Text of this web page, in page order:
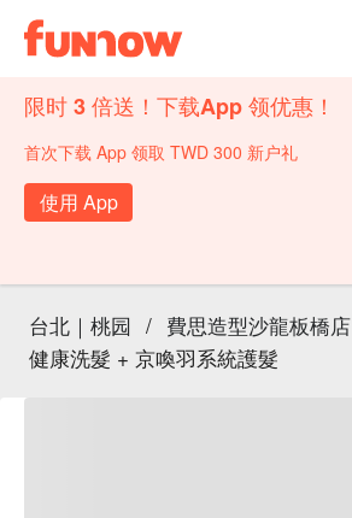
限时 3 倍送！下载App 领优惠！
首次下载 App 领取 TWD 300 新户礼
使用 App
台北｜桃园 / 費思造型沙龍板橋店
健康洗髮 + 京喚羽系統護髮